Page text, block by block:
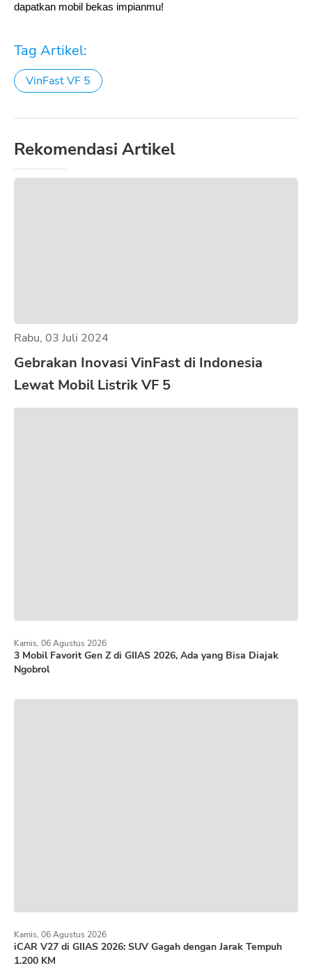
dapatkan mobil bekas impianmu!
Tag Artikel:
VinFast VF 5
Rekomendasi Artikel
Rabu, 03 Juli 2024
Gebrakan Inovasi VinFast di Indonesia
Lewat Mobil Listrik VF 5
3 Mobil Favorit Gen Z di GIIAS 2026, Ada yang Bisa Diajak
Ngobrol
Kamis, 06 Agustus 2026
iCAR V27 di GIIAS 2026: SUV Gagah dengan Jarak Tempuh
1.200 KM
Kamis, 06 Agustus 2026